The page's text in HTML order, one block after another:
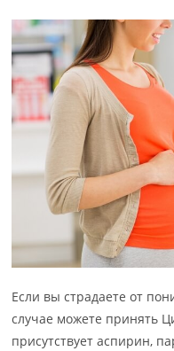
Если вы страдаете от
случае можете принять
присутствует аспирин,